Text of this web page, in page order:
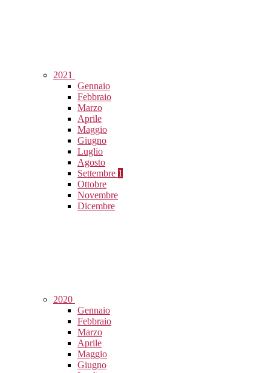
2021
Gennaio
Febbraio
Marzo
Aprile
Maggio
Giugno
Luglio
Agosto
Settembre 1
Ottobre
Novembre
Dicembre
2020
Gennaio
Febbraio
Marzo
Aprile
Maggio
Giugno